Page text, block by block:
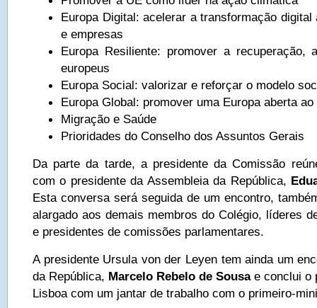
Europa Digital: acelerar a transformação
e empresas
Europa Resiliente: promover a
europeus
Europa Social: valorizar e reforçar o modelo
Europa Global: promover uma Europa aberta ao
Migração e Saúde
Prioridades do Conselho dos Assuntos Gerais
Da parte da tarde, a presidente da Comissão
com o presidente da Assembleia da República,
Esta conversa será seguida de um encontro,
alargado aos demais membros do Colégio, líderes
e presidentes de comissões parlamentares.
A presidente Ursula von der Leyen tem ainda um
da República, Marcelo Rebelo de Sousae conclui o
Lisboa com um jantar de trabalho com o primeiro-